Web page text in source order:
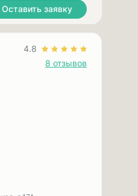
для больных с Паркинсоном
Оставить заявку
4.8
8 отзывов